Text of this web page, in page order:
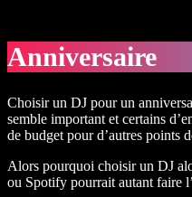
Anniversaire
Choisir un DJ pour un
semble important et certains
de budget pour d’autres points
Alors pourquoi choisir un DJ
ou Spotify pourrait autant faire